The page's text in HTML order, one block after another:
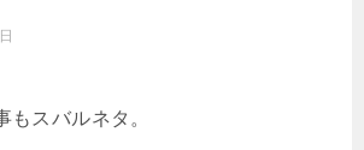
スバルネタ。